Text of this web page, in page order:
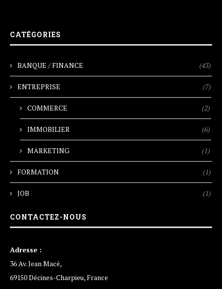
CATÉGORIES
BANQUE / FINANCE (43)
ENTREPRISE (7)
COMMERCE (2)
IMMOBILIER (6)
MARKETING (1)
FORMATION (1)
JOB (1)
CONTACTEZ-NOUS
Adresse :
36 Av. Jean Macé,
69150 Décines-Charpieu, France